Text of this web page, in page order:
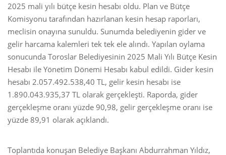
2025 mali yılı bütçe kesin hesabı oldu. Plan ve Bütçe
Komisyonu tarafından hazırlanan kesin hesap raporları,
meclisin onayına sunuldu. Sunumda belediyenin gider ve
gelir harcama kalemleri tek tek ele alındı. Yapılan oylama
sonucunda Toroslar Belediyesinin 2025 Mali Yılı Bütçe Kesin
Hesabı ile Yönetim Dönemi Hesabı kabul edildi. Gider kesin
hesabı 2.057.492.538,40 TL, gelir kesin hesabı ise
1.890.043.935,37 TL olarak gerçekleşti. Raporda, gider
gerçekleşme oranı yüzde 90,98, gelir gerçekleşme oranı ise
yüzde 89,91 olarak açıklandı.
Toplantıda konuşan Belediye Başkanı Abdurrahman Yıldız,